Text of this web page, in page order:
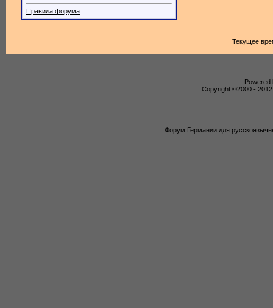
Правила форума
Текущее
Powered
Copyright ©2000 -
Форум Германии для